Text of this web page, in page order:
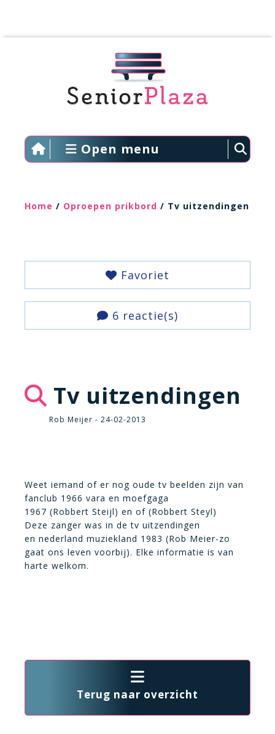
Open menu
Home / Oproepen prikbord / Tv uitzendingen
Favoriet
6 reactie(s)
Tv uitzendingen
Rob Meijer - 24-02-2013
Weet iemand of er nog oude tv beelden zijn van
fanclub 1966 vara en moefgaga
1967 (Robbert Steijl) en of (Robbert Steyl)
Deze zanger was in de tv uitzendingen
en nederland muziekland 1983 (Rob Meier-zo
gaat ons leven voorbij). Elke informatie is van
harte welkom.
Terug naar overzicht